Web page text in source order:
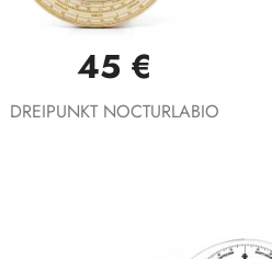
45 €
DREIPUNKT NOCTURLABIO